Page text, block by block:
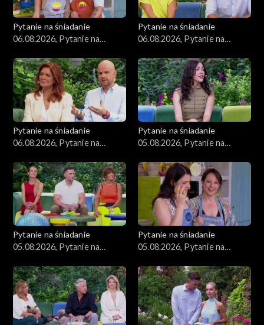
Pytanie na śniadanie
06.08.2026, Pytanie na
Pytanie na śniadanie
06.08.2026, Pytanie na
Pytanie na śniadanie
06.08.2026, Pytanie na
Pytanie na śniadanie
05.08.2026, Pytanie na
Pytanie na śniadanie
05.08.2026, Pytanie na
Pytanie na śniadanie
05.08.2026, Pytanie na